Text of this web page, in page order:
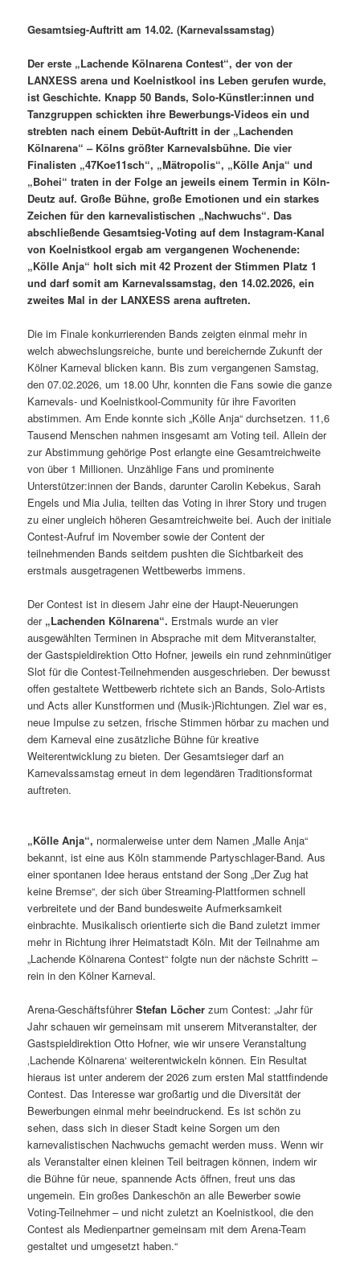
Gesamtsieg-Auftritt am 14.02. (Karnevalssamstag)
Der erste „Lachende Kölnarena Contest“, der von der
LANXESS arena und Koelnistkool ins Leben gerufen wurde,
ist Geschichte. Knapp 50 Bands, Solo-Künstler:innen und
Tanzgruppen schickten ihre Bewerbungs-Videos ein und
strebten nach einem Debüt-Auftritt in der „Lachenden
Kölnarena“ – Kölns größter Karnevalsbühne. Die vier
Finalisten „47Koe11sch“, „Mätropolis“, „Kölle Anja“ und
„Bohei“ traten in der Folge an jeweils einem Termin in Köln-
Deutz auf. Große Bühne, große Emotionen und ein starkes
Zeichen für den karnevalistischen „Nachwuchs“. Das
abschließende Gesamtsieg-Voting auf dem Instagram-Kanal
von Koelnistkool ergab am vergangenen Wochenende:
„Kölle Anja“ holt sich mit 42 Prozent der Stimmen Platz 1
und darf somit am Karnevalssamstag, den 14.02.2026, ein
zweites Mal in der LANXESS arena auftreten.
Die im Finale konkurrierenden Bands zeigten einmal mehr in
welch abwechslungsreiche, bunte und bereichernde Zukunft der
Kölner Karneval blicken kann. Bis zum vergangenen Samstag,
den 07.02.2026, um 18.00 Uhr, konnten die Fans sowie die ganze
Karnevals- und Koelnistkool-Community für ihre Favoriten
abstimmen. Am Ende konnte sich „Kölle Anja“ durchsetzen. 11,6
Tausend Menschen nahmen insgesamt am Voting teil. Allein der
zur Abstimmung gehörige Post erlangte eine Gesamtreichweite
von über 1 Millionen. Unzählige Fans und prominente
Unterstützer:innen der Bands, darunter Carolin Kebekus, Sarah
Engels und Mia Julia, teilten das Voting in ihrer Story und trugen
zu einer ungleich höheren Gesamtreichweite bei. Auch der initiale
Contest-Aufruf im November sowie der Content der
teilnehmenden Bands seitdem pushten die Sichtbarkeit des
erstmals ausgetragenen Wettbewerbs immens.
Der Contest ist in diesem Jahr eine der Haupt-Neuerungen
der „Lachenden Kölnarena“. Erstmals wurde an vier
ausgewählten Terminen in Absprache mit dem Mitveranstalter,
der Gastspieldirektion Otto Hofner, jeweils ein rund zehnminütiger
Slot für die Contest-Teilnehmenden ausgeschrieben. Der bewusst
offen gestaltete Wettbewerb richtete sich an Bands, Solo-Artists
und Acts aller Kunstformen und (Musik-)Richtungen. Ziel war es,
neue Impulse zu setzen, frische Stimmen hörbar zu machen und
dem Karneval eine zusätzliche Bühne für kreative
Weiterentwicklung zu bieten. Der Gesamtsieger darf an
Karnevalssamstag erneut in dem legendären Traditionsformat
auftreten.
„Kölle Anja“, normalerweise unter dem Namen „Malle Anja“
bekannt, ist eine aus Köln stammende Partyschlager-Band. Aus
einer spontanen Idee heraus entstand der Song „Der Zug hat
keine Bremse“, der sich über Streaming-Plattformen schnell
verbreitete und der Band bundesweite Aufmerksamkeit
einbrachte. Musikalisch orientierte sich die Band zuletzt immer
mehr in Richtung ihrer Heimatstadt Köln. Mit der Teilnahme am
„Lachende Kölnarena Contest“ folgte nun der nächste Schritt –
rein in den Kölner Karneval.
Arena-GeschäftsführerStefan Löcher zum Contest: „Jahr für
Jahr schauen wir gemeinsam mit unserem Mitveranstalter, der
Gastspieldirektion Otto Hofner, wie wir unsere Veranstaltung
‚Lachende Kölnarena‘ weiterentwickeln können. Ein Resultat
hieraus ist unter anderem der 2026 zum ersten Mal stattfindende
Contest. Das Interesse war großartig und die Diversität der
Bewerbungen einmal mehr beeindruckend. Es ist schön zu
sehen, dass sich in dieser Stadt keine Sorgen um den
karnevalistischen Nachwuchs gemacht werden muss. Wenn wir
als Veranstalter einen kleinen Teil beitragen können, indem wir
die Bühne für neue, spannende Acts öffnen, freut uns das
ungemein. Ein großes Dankeschön an alle Bewerber sowie
Voting-Teilnehmer – und nicht zuletzt an Koelnistkool, die den
Contest als Medienpartner gemeinsam mit dem Arena-Team
gestaltet und umgesetzt haben.“